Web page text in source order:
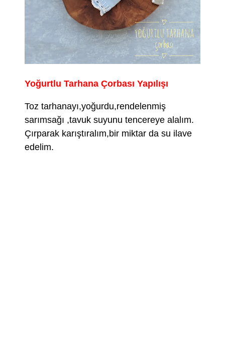
Yoğurtlu Tarhana Çorbası Yapılışı
Toz tarhanayı,yoğurdu,rendelenmiş
sarımsağı ,tavuk suyunu tencereye alalım.
Çırparak karıştıralım,bir miktar da su ilave
edelim.